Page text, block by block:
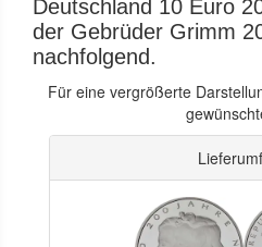
Deutschland 10 Euro
der Gebrüder Grimm
nachfolgend.
Für eine vergrößerte